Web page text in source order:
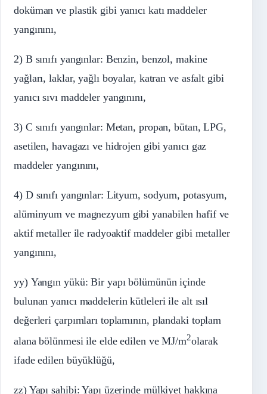
doküman ve plastik gibi yanıcı katı maddeler
yangınını,
2) B sınıfı yangınlar: Benzin, benzol, makine
yağları, laklar, yağlı boyalar, katran ve asfalt gibi
yanıcı sıvı maddeler yangınını,
3) C sınıfı yangınlar: Metan, propan, bütan, LPG,
asetilen, havagazı ve hidrojen gibi yanıcı gaz
maddeler yangınını,
4) D sınıfı yangınlar: Lityum, sodyum, potasyum,
alüminyum ve magnezyum gibi yanabilen hafif ve
aktif metaller ile radyoaktif maddeler gibi metaller
yangınını,
yy) Yangın yükü: Bir yapı bölümünün içinde
bulunan yanıcı maddelerin kütleleri ile alt ısıl
değerleri çarpımları toplamının, plandaki toplam
alana bölünmesi ile elde edilen ve MJ/m2olarak
ifade edilen büyüklüğü,
zz) Yapı sahibi: Yapı üzerinde mülkiyet hakkına